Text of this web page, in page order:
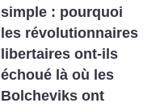
simple : pourquoi
les révolutionnaires
libertaires ont-ils
échoué là où les
Bolcheviks ont